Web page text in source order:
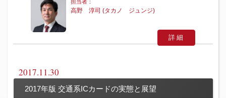
高野 淳司 (タカノ ジュンジ)
詳細
2017.11.30
2017年版 交通系ICカードの実態と展望